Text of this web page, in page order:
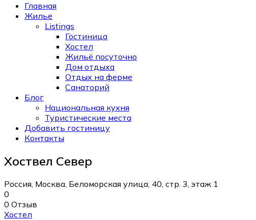
Главная
Жилье
Listings
Гостиница
Хостел
Жильё посуточно
Дом отдыха
Отдых на ферме
Санаторий
Блог
Национальная кухня
Туристические места
Добавить гостиницу
Контакты
Хоствел Север
Россия, Москва, Беломорская улица, 40, стр. 3, этаж 1
0
0 Отзыв
Хостел